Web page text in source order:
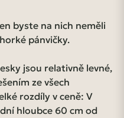
byste na nich neměli
pánvičky.
jsou relativně levné,
ze všech
rozdíly v ceně: V
hloubce 60 cm od